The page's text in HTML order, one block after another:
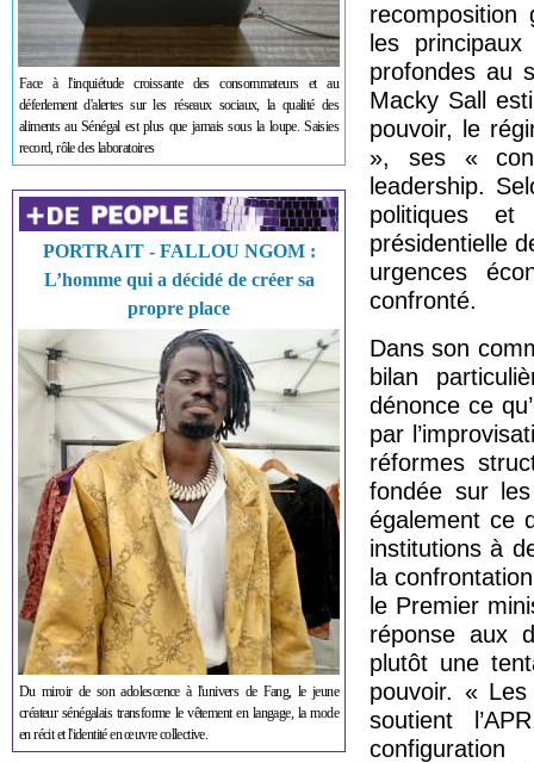
Face à l'inquiétude croissante des consommateurs et au
déferlement d'alertes sur les réseaux sociaux, la qualité des
aliments au Sénégal est plus que jamais sous la loupe. Saisies
record, rôle des laboratoires
PORTRAIT - FALLOU NGOM :
L’homme qui a décidé de créer sa
propre place
Du miroir de son adolescence à l'univers de Fang, le jeune
créateur sénégalais transforme le vêtement en langage, la mode
en récit et l'identité en œuvre collective.
recomposition
les
profondes au
Macky Sall
pouvoir, le
», ses «
leadership.
politiques et
présidentielle
urgences
confronté.
Dans son
bilan
dénonce ce
par
réformes
fondée sur
également ce
institutions à
la
le Premier
réponse aux
plutôt une
pouvoir. «
soutient